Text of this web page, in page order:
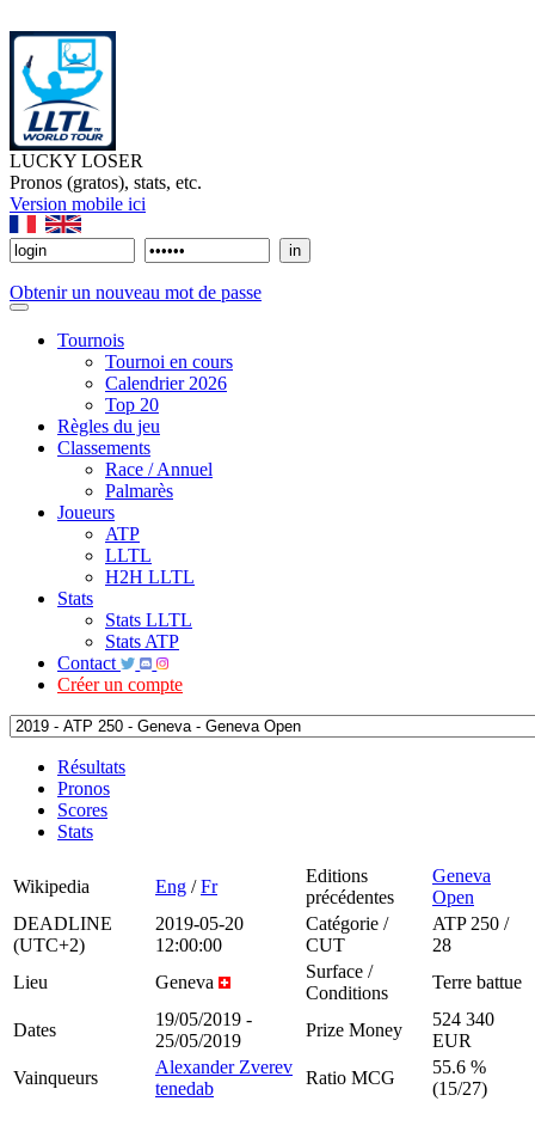
LUCKY LOSER
Pronos (gratos), stats, etc.
Version mobile ici
Obtenir un nouveau mot de passe
Tournois
Tournoi en cours
Calendrier 2026
Top 20
Règles du jeu
Classements
Race / Annuel
Palmarès
Joueurs
ATP
LLTL
H2H LLTL
Stats
Stats LLTL
Stats ATP
Contact
Créer un compte
Résultats
Pronos
Scores
Stats
Wikipedia Eng /Fr
Editions
précédentes
Geneva
Open
DEADLINE
(UTC+2)
2019-05-20
12:00:00
Catégorie /
CUT
ATP 250 /
28
Lieu
Geneva
Surface /
Conditions
Terre battue
Dates
19/05/2019 -
25/05/2019
Prize Money
524 340
EUR
Vainqueurs
Alexander Zverev
tenedab
Ratio MCG
55.6 %
(15/27)